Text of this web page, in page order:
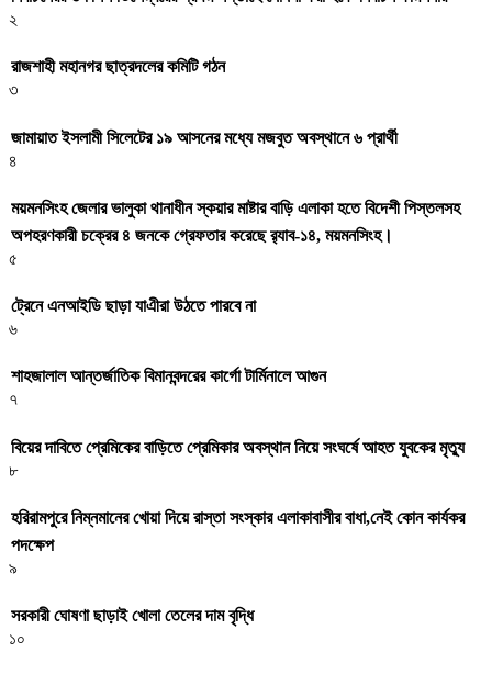
২
রাজশাহী মহানগর ছাত্রদলের কমিটি গঠন
৩
জামায়াত ইসলামী সিলেটের ১৯ আসনের মধ্যে মজবুত অবস্থানে ৬ প্রার্থী
৪
ময়মনসিংহ জেলার ভালুকা থানাধীন স্কয়ার মাষ্টার বাড়ি এলাকা হতে বিদেশী পিস্তলসহ
অপহরণকারী চক্রের ৪ জনকে গ্রেফতার করেছে র‌্যাব-১৪, ময়মনসিংহ।
৫
ট্রেনে এনআইডি ছাড়া যাএীরা উঠতে পারবে না
৬
শাহজালাল আন্তর্জাতিক বিমানবন্দরের কার্গো টার্মিনালে আগুন
৭
বিয়ের দাবিতে প্রেমিকের বাড়িতে প্রেমিকার অবস্থান নিয়ে সংঘর্ষে আহত যুবকের মৃত্যু
৮
হরিরামপুরে নিম্নমানের খোয়া দিয়ে রাস্তা সংস্কার এলাকাবাসীর বাধা,নেই কোন কার্যকর
পদক্ষেপ
৯
সরকারী ঘােষণা ছাড়াই খােলা তেলের দাম বৃদ্ধি
১০